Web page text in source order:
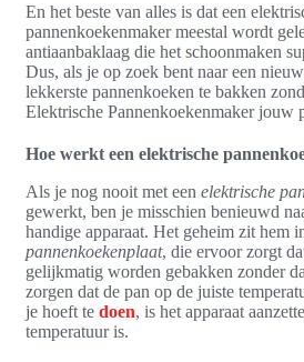
En het beste van alles is dat een
pannenkoekenmaker meestal wordt
antiaanbaklaag die het schoonmaken
Dus, als je op zoek bent naar een
lekkerste pannenkoeken te bakken
Elektrische Pannenkoekenmaker jouw
Hoe werkt een elektrische
Als je nog nooit met een elektrische
gewerkt, ben je misschien benieuwd
handige apparaat. Het geheim zit hem
pannenkoekenplaat, die ervoor zorgt
gelijkmatig worden gebakken zonder
zorgen dat de pan op de juiste
je hoeft te doen, is het apparaat
temperatuur is.